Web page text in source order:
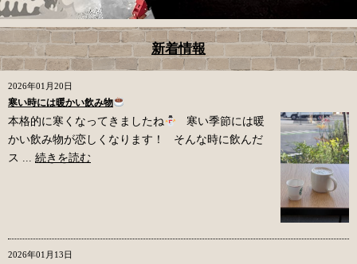
新着情報
2026年01月20日
寒い時には暖かい飲み物
本格的に寒くなってきましたね
寒い季節には暖
かい飲み物が恋しくなります！ そんな時に飲んだ
ス ... 続きを読む
2026年01月13日